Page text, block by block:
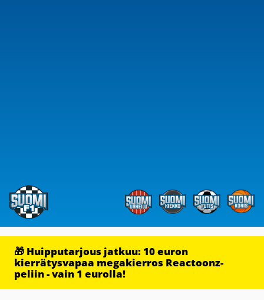
🎁 Huipputarjous jatkuu: 10 euron
kierrätysvapaa megakierros Reactoonz-
peliin - vain 1 eurolla!